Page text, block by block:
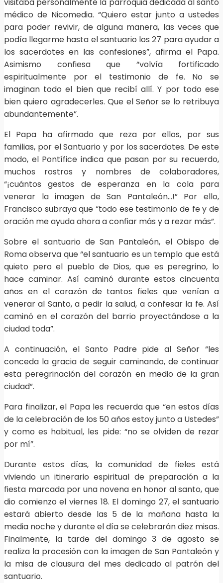
visitaba personalmente la parroquia dedicada al santo
médico de Nicomedia. “Quiero estar junto a ustedes
para poder revivir, de alguna manera, las veces que
podía llegarme hasta el santuario los 27 para ayudar a
los sacerdotes en las confesiones”, afirma el Papa.
Asimismo confiesa que “volvía fortificado
espiritualmente por el testimonio de fe. No se
imaginan todo el bien que recibí allí. Y por todo ese
bien quiero agradecerles. Que el Señor se lo retribuya
abundantemente”.
El Papa ha afirmado que reza por ellos, por sus
familias, por el Santuario y por los sacerdotes. De este
modo, el Pontífice indica que pasan por su recuerdo,
muchos rostros y nombres de colaboradores,
“¡cuántos gestos de esperanza en la cola para
venerar la imagen de San Pantaleón…!” Por ello,
Francisco subraya que “todo ese testimonio de fe y de
oración me ayuda ahora a confiar más y a rezar más”.
Sobre el santuario de San Pantaleón, el Obispo de
Roma observa que “el santuario es un templo que está
quieto pero el pueblo de Dios, que es peregrino, lo
hace caminar. Así caminó durante estos cincuenta
años en el corazón de tantos fieles que venían a
venerar al Santo, a pedir la salud, a confesar la fe. Así
caminó en el corazón del barrio proyectándose a la
ciudad toda”.
A continuación, el Santo Padre pide al Señor “les
conceda la gracia de seguir caminando, de continuar
esta peregrinación del corazón en medio de la gran
ciudad”.
Para finalizar, el Papa les recuerda que “en estos días
de la celebración de los 50 años estoy junto a Ustedes”
y como es habitual, les pide: “no se olviden de rezar
por mí”.
Durante estos días, la comunidad de fieles está
viviendo un itinerario espiritual de preparación a la
fiesta marcada por una novena en honor al santo, que
dio comienzo el viernes 18. El domingo 27, el santuario
estará abierto desde las 5 de la mañana hasta la
media noche y durante el día se celebrarán diez misas.
Finalmente, la tarde del domingo 3 de agosto se
realiza la procesión con la imagen de San Pantaleón y
la misa de clausura del mes dedicado al patrón del
santuario.